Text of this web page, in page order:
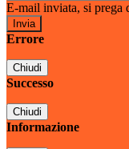
E-mail inviata, si prega
Errore
Chiudi
Successo
Chiudi
Informazione